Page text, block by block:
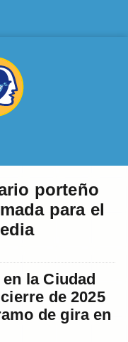
porteño
para el
la Ciudad
de 2025
de gira en